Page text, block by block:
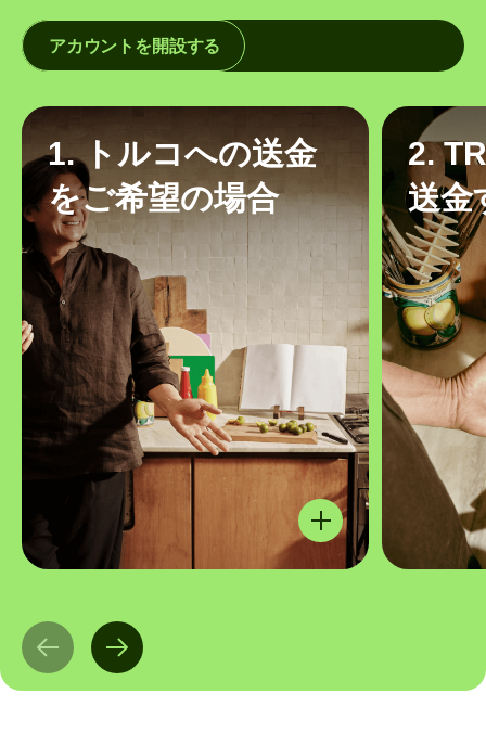
アカウントを開設する
1. トルコへの送金
をご希望の場合
2.
送金